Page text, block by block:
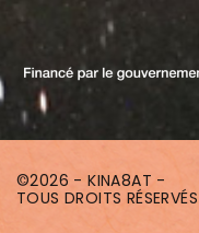
©2026 - KINA8AT -
TOUS DROITS RÉSERVÉS